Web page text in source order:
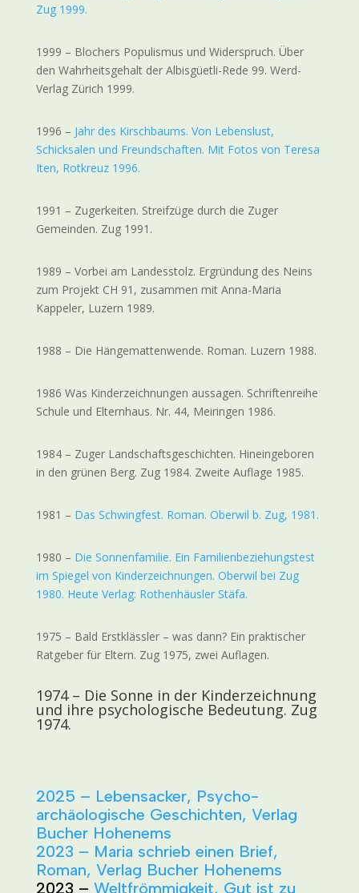
Zug 1999.
1999 – Blochers Populismus und Widerspruch. Über
den Wahrheitsgehalt der Albisgüetli-Rede 99. Werd-
Verlag Zürich 1999.
1996 – Jahr des Kirschbaums. Von Lebenslust,
Schicksalen und Freundschaften. Mit Fotos von Teresa
Iten, Rotkreuz 1996.
1991 – Zugerkeiten. Streifzüge durch die Zuger
Gemeinden. Zug 1991.
1989 – Vorbei am Landesstolz. Ergründung des Neins
zum Projekt CH 91, zusammen mit Anna-Maria
Kappeler, Luzern 1989.
1988 – Die Hängemattenwende. Roman. Luzern 1988.
1986 Was Kinderzeichnungen aussagen. Schriftenreihe
Schule und Elternhaus. Nr. 44, Meiringen 1986.
1984 – Zuger Landschaftsgeschichten. Hineingeboren
in den grünen Berg. Zug 1984. Zweite Auflage 1985.
1981 – Das Schwingfest. Roman. Oberwil b. Zug, 1981.
1980 – Die Sonnenfamilie. Ein Familienbeziehungstest
im Spiegel von Kinderzeichnungen. Oberwil bei Zug
1980. Heute Verlag: Rothenhäusler Stäfa.
1975 – Bald Erstklässler – was dann? Ein praktischer
Ratgeber für Eltern. Zug 1975, zwei Auflagen.
1974 – Die Sonne in der Kinderzeichnung
und ihre psychologische Bedeutung. Zug
1974.
2025 – Lebensacker, Psycho-
archäologische Geschichten, Verlag
Bucher Hohenems
2023 – Maria schrieb einen Brief,
Roman, Verlag Bucher Hohenems
2023 – Weltfrömmigkeit, Gut ist zu